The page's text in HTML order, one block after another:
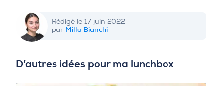
Rédigé le 17 juin 2022
par Milla Bianchi
D’autres idées pour ma lunchbox